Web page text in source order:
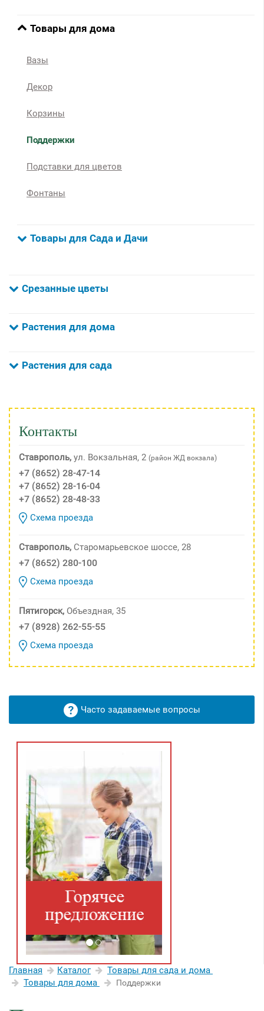
Товары для дома
Вазы
Декор
Корзины
Поддержки
Подставки для цветов
Фонтаны
Товары для Сада и Дачи
Срезанные цветы
Растения для дома
Растения для сада
Контакты
Ставрополь, ул. Вокзальная, 2 (район ЖД вокзала)
+7 (8652) 28-47-14
+7 (8652) 28-16-04
+7 (8652) 28-48-33
Схема проезда
Ставрополь, Старомарьевское шоссе, 28
+7 (8652) 280-100
Схема проезда
Пятигорск, Объездная, 35
+7 (8928) 262-55-55
Схема проезда
Часто задаваемые вопросы
Главная Каталог
Товары для сада и дома
Товары для дома
Поддержки